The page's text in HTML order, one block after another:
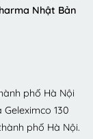
Nhật Bản
phố Hà Nội
130
phố Hà Nội.